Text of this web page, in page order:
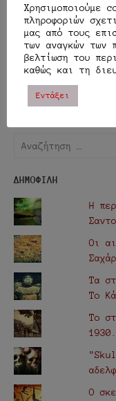
instagramyoutube
TRANSLATOR
Αναζήτηση
ΔΗΜΟΦΙΛΗ
Η
Οι
Τα
Το
Το
Ο
Χρησιμοποιούμε
πληροφοριών
μας από τους
των αναγκών των
βελτίωση του
καθώς και τη
Εντάξει